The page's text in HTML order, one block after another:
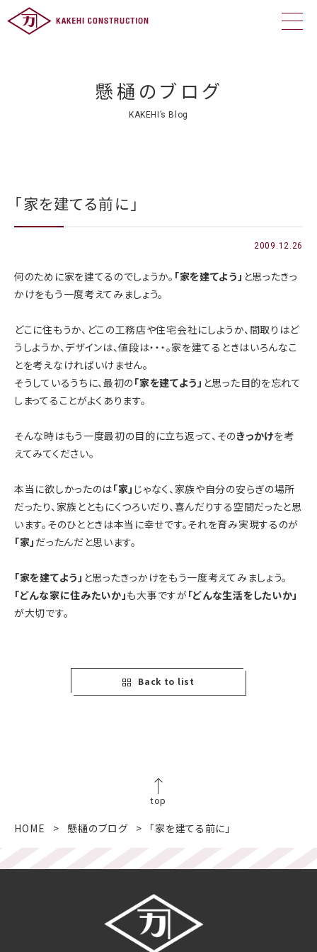
懸樋のブログ
KAKEHI’s Blog
「家を建てる前に」
2009.12.26
何のために家を建てるのでしょうか。 「家を建てよう」 と思ったきっ
かけをもう一度考えてみましょう。
どこに住もうか、どこの工務店や住宅会社にしようか、間取りはど
うしようか、デザインは、値段は・・・。家を建てるときはいろんなこ
とを考えなければいけません。
そうしているうちに、最初の「家を建てよう」 と思った目的を忘れて
しまってることがよくあります。
そんな時はもう一度最初の目的に立ち返って、そのきっかけを考
えてみてください。
本当に欲しかったのは「家」 じゃなく、家族や自分の安らぎの場所
だったり、家族とともにくつろいだり、喜んだりする空間だったと思
います。そのひとときは本当に幸せです。それを育み実現するのが
「家」 だったんだと思います。
「家を建てよう」 と思ったきっかけをもう一度考えてみましょう。
「どんな家に住みたいか」も大事ですが「どんな生活をしたいか」
が大切です。
Back to list
top
HOME 懸樋のブログ 「家を建てる前に」